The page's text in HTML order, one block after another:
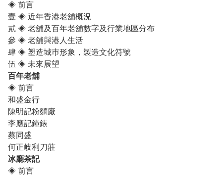
◈ 前言
壹 ◈ 近年香港老舖概況
貳 ◈ 老舖及百年老舖數字及行業地區分布
參 ◈ 老舖與港人生活
肆 ◈ 塑造城巿形象，製造文化符號
伍 ◈ 未來展望
百年老舖
◈ 前言
和盛金行
陳明記粉麵廠
李應記鐘錶
蔡同盛
何正岐利刀莊
冰廳茶記
◈ 前言